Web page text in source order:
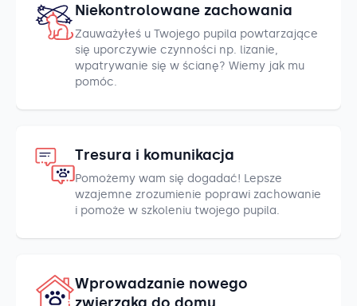
Niekontrolowane zachowania
Zauważyłeś u Twojego pupila powtarzające
się uporczywie czynności np. lizanie,
wpatrywanie się w ścianę? Wiemy jak mu
pomóc.
Tresura i komunikacja
Pomożemy wam się dogadać! Lepsze
wzajemne zrozumienie poprawi zachowanie
i pomoże w szkoleniu twojego pupila.
Wprowadzanie nowego